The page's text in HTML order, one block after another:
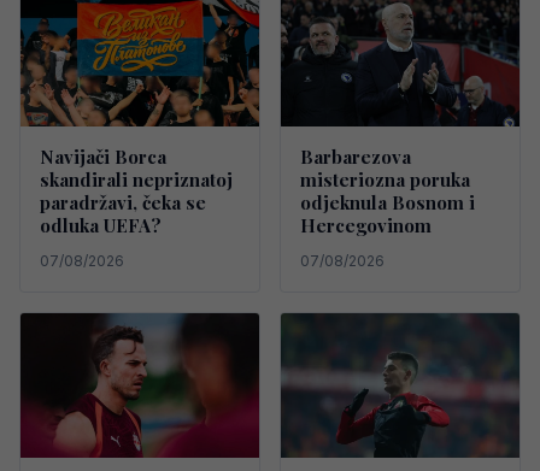
Navijači Borca
skandirali nepriznatoj
paradržavi, čeka se
odluka UEFA?
07/08/2026
Barbarezova
misteriozna poruka
odjeknula Bosnom i
Hercegovinom
07/08/2026